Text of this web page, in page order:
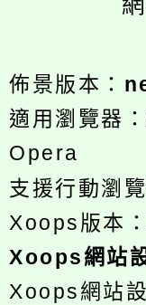
佈景版本：
適用瀏覽器
Opera
支援行動瀏
Xoops版本：
Xoops網站
Xoops網站